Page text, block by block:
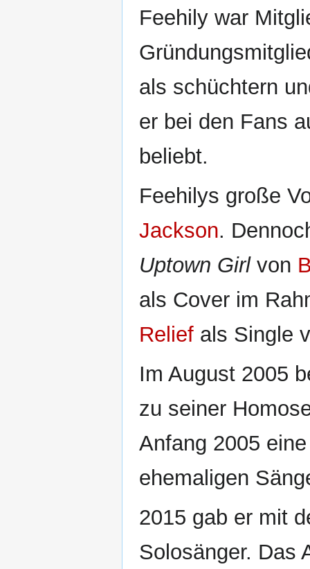
Feehily war
als schüchtern
er bei den Fans
beliebt.
Feehilys große
Jackson.
Uptown Girlvon
als Cover im
Relief als Single
Im August 2005
zu seiner
Anfang 2005
ehemaligen
2015 gab er mit
Solosänger. Das